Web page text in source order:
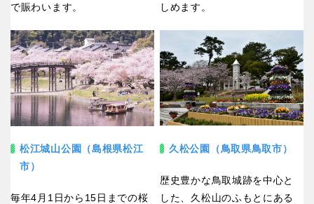
で賑わいます。
しめます。
松江城山公園（島根県松江
市）
毎年4月1日から15日までの桜
久松公園（鳥取県鳥取市）
歴史豊かな鳥取城跡を中心と
した、久松山のふもとにある